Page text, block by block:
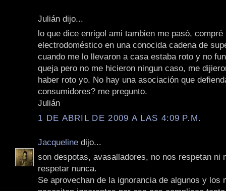
Julián dijo...
lo que dice enrigol ami tambien me pasó, compré
electrodoméstico en una conocida cadena de
cuando me lo llevaron a casa estaba roto y no
queja pero no me hicieron ningun caso, me
haber roto yo. No hay una asociación que
consumidores? me pregunto.
Julián
1 DE ABRIL DE 2009 A LAS 4:09 P.M.
Jacqueline dijo...
son despotas, avasalladores, no nos respetan ni
respetar nunca.
Se aprovechan de la ignorancia de algunos y los